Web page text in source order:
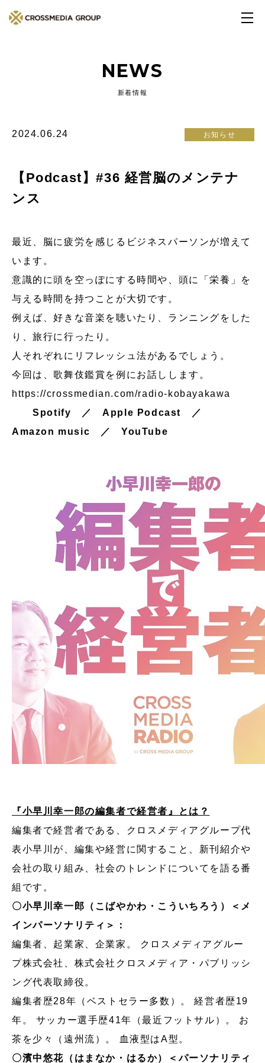
NEWS
新着情報
2024.06.24 お知らせ
【Podcast】#36 経営脳のメンテナ
ンス
最近、脳に疲労を感じるビジネスパーソンが増えて
います。
意識的に頭を空っぽにする時間や、頭に「栄養」を
与える時間を持つことが大切です。
例えば、好きな音楽を聴いたり、ランニングをした
り、旅行に行ったり。
人それぞれにリフレッシュ法があるでしょう。
今回は、歌舞伎鑑賞を例にお話しします。
https://crossmedian.com/radio-kobayakawa
Spotify ／Apple Podcast
／
Amazon music ／YouTube
『小早川幸一郎の編集者で経営者』とは？
編集者で経営者である、クロスメディアグループ代
表小早川が、編集や経営に関すること、新刊紹介や
会社の取り組み、社会のトレンドについてを語る番
組です。
〇小早川幸一郎（こばやかわ・こういちろう）＜メ
インパーソナリティ＞：
編集者、起業家、企業家。 クロスメディアグルー
プ株式会社、株式会社クロスメディア・パブリッシ
ング代表取締役。
編集者歴28年（ベストセラー多数）。 経営者歴19
年。 サッカー選手歴41年（最近フットサル）。 お
茶を少々（遠州流）。 血液型はA型。
〇濱中悠花（はまなか・はるか）＜パーソナリティ